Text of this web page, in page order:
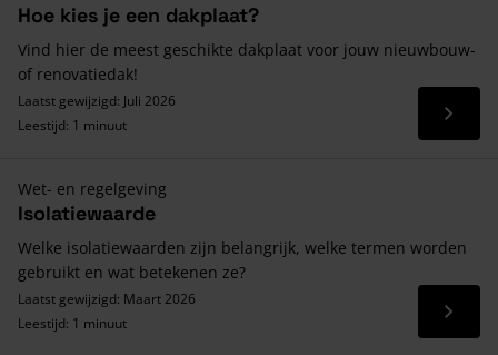
Hoe kies je een dakplaat?
Vind hier de meest geschikte dakplaat voor jouw nieuwbouw-
of renovatiedak!
Laatst gewijzigd: Juli 2026
Leestijd: 1 minuut
Lees
Wet- en regelgeving
Isolatiewaarde
Welke isolatiewaarden zijn belangrijk, welke termen worden
gebruikt en wat betekenen ze?
Laatst gewijzigd: Maart 2026
Leestijd: 1 minuut
Lees